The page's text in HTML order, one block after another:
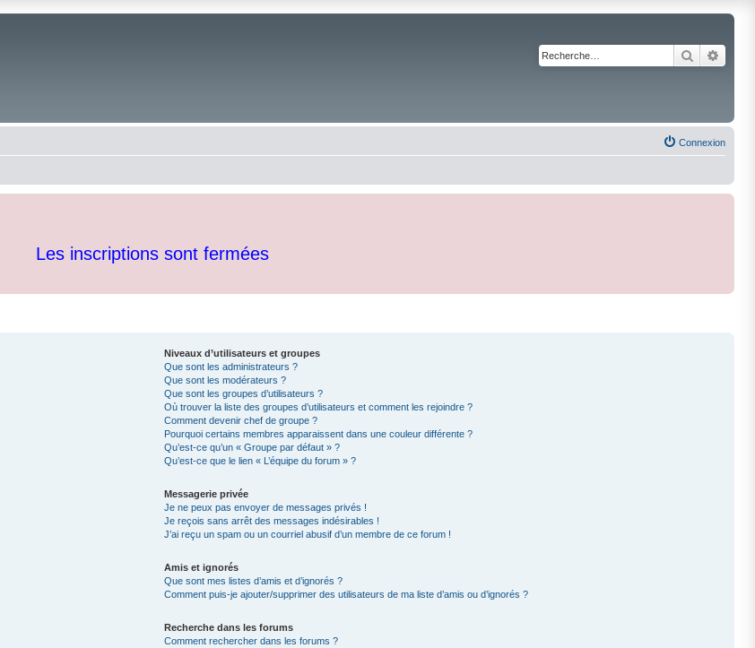
Rechercher
Connexion
Les inscriptions sont fermées
Niveaux d’utilisateurs et groupes
Que sont les administrateurs ?
Que sont les modérateurs ?
Que sont les groupes d’utilisateurs ?
Où trouver la liste des groupes d’utilisateurs et comment les rejoindre ?
Comment devenir chef de groupe ?
Pourquoi certains membres apparaissent dans une couleur différente ?
Qu’est-ce qu’un « Groupe par défaut » ?
Qu’est-ce que le lien « L’équipe du forum » ?
Messagerie privée
Je ne peux pas envoyer de messages privés !
Je reçois sans arrêt des messages indésirables !
J’ai reçu un spam ou un courriel abusif d’un membre de ce forum !
Amis et ignorés
Que sont mes listes d’amis et d’ignorés ?
Comment puis-je ajouter/supprimer des utilisateurs de ma liste d’amis ou d’ignorés ?
Recherche dans les forums
Comment rechercher dans les forums ?